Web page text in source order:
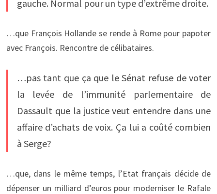
gauche. Normal pour un type d’extrême droite.
…que François Hollande se rende à Rome pour papoter
avec François. Rencontre de célibataires.
…pas tant que ça que le Sénat refuse de voter
la levée de l’immunité parlementaire de
Dassault que la justice veut entendre dans une
affaire d’achats de voix. Ça lui a coûté combien
à Serge?
…que, dans le même temps, l’Etat français décide de
dépenser un milliard d’euros pour moderniser le Rafale